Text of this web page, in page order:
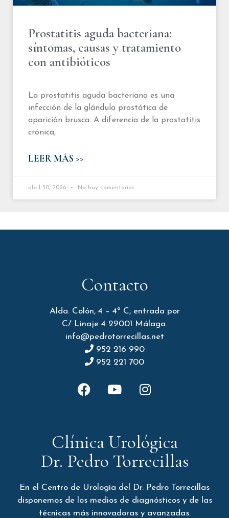
Prostatitis aguda bacteriana:
síntomas, causas y tratamiento
con antibióticos
La prostatitis aguda bacteriana es una
infección de la glándula prostática de
aparición brusca. A diferencia de la prostatitis
crónica,
LEER MÁS >>
abril 30, 2026 No hay comentarios
Contacto
Alda. Colón, 4 – 4º C, entrada por
C/ Linaje 4 29001 Málaga.
info@pedrotorrecillas.net
952 216 990
952 221 700
Clínica Urológica
Dr. Pedro Torrecillas
En el Centro de Urología del Dr. Pedro Torrecillas
disponemos de los medios de diagnósticos y de las
técnicas más innovadoras y avanzadas.